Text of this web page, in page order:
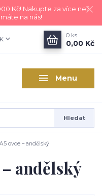
Kč! Nakupte za více než
na nás!
Menu
Hledat
0 ks
0,00 Kč
ovce – andělský
– andělský